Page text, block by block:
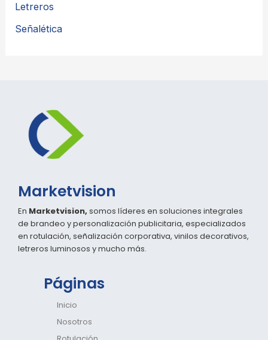
Letreros
Señalética
Marketvision
En Marketvision, somos líderes en soluciones integrales
de brandeo y personalización publicitaria, especializados
en rotulación, señalización corporativa, vinilos decorativos,
letreros luminosos y mucho más.
Páginas
Inicio
Nosotros